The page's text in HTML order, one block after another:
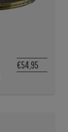
€54,95